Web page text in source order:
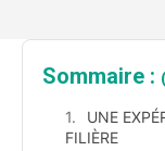
Sommaire :
UNE
FILIÈRE